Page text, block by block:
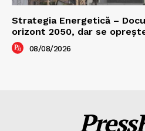
Strategia Energetică –
orizont 2050, dar se
08/08/2026